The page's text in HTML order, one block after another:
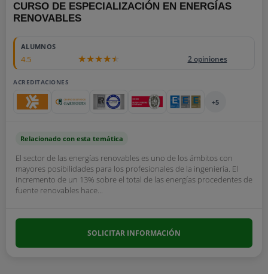
CURSO DE ESPECIALIZACIÓN EN ENERGÍAS
RENOVABLES
ALUMNOS
4.5 2 opiniones
ACREDITACIONES
+5
Relacionado con esta temática
El sector de las energías renovables es uno de los ámbitos con
mayores posibilidades para los profesionales de la ingeniería. El
incremento de un 13% sobre el total de las energías procedentes de
fuente renovables hace...
SOLICITAR INFORMACIÓN